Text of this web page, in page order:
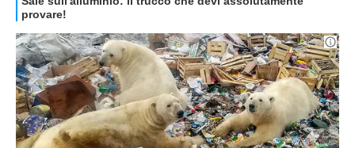
APPLE